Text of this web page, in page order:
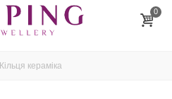
0
Кільця кераміка